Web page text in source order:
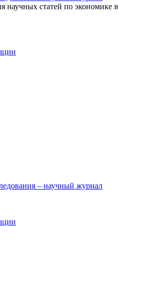
научных статей по экономике в